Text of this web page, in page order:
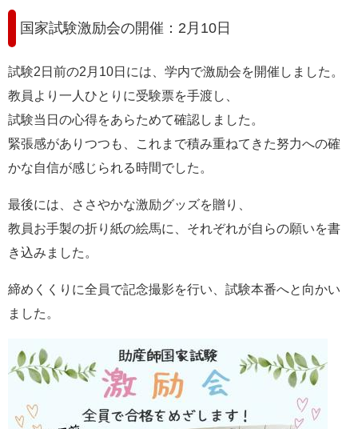
国家試験激励会の開催：2月10日
試験2日前の2月10日には、学内で激励会を開催しました。
教員より一人ひとりに受験票を手渡し、
試験当日の心得をあらためて確認しました。
緊張感がありつつも、これまで積み重ねてきた努力への確
かな自信が感じられる時間でした。
最後には、ささやかな激励グッズを贈り、
教員お手製の折り紙の絵馬に、それぞれが自らの願いを書
き込みました。
締めくくりに全員で記念撮影を行い、試験本番へと向かい
ました。